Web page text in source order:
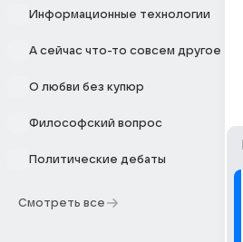
Информационные технологии
А сейчас что-то совсем другое
О любви без купюр
Философский вопрос
Политические дебаты
Смотреть все